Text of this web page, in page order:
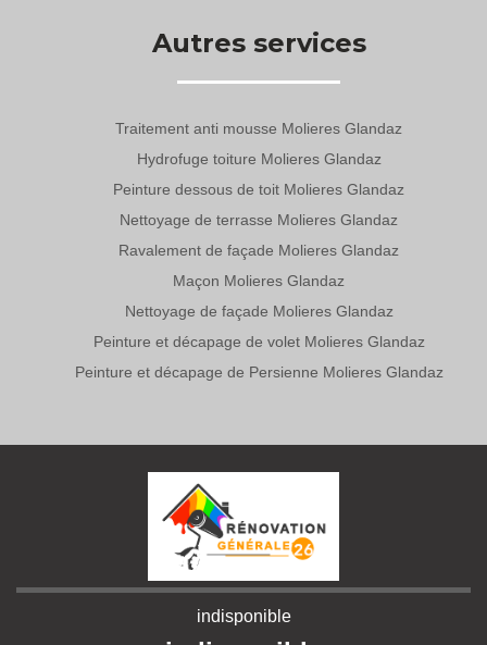
Autres services
Traitement anti mousse Molieres Glandaz
Hydrofuge toiture Molieres Glandaz
Peinture dessous de toit Molieres Glandaz
Nettoyage de terrasse Molieres Glandaz
Ravalement de façade Molieres Glandaz
Maçon Molieres Glandaz
Nettoyage de façade Molieres Glandaz
Peinture et décapage de volet Molieres Glandaz
Peinture et décapage de Persienne Molieres Glandaz
indisponible